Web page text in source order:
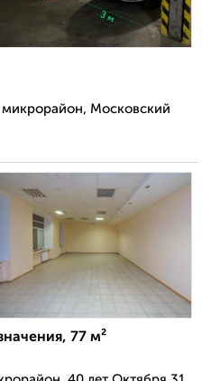
Московский
77 м²